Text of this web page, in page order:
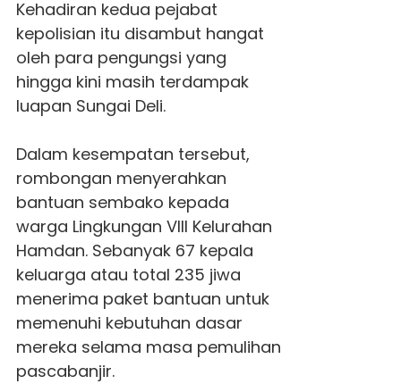
Kehadiran kedua pejabat
kepolisian itu disambut hangat
oleh para pengungsi yang
hingga kini masih terdampak
luapan Sungai Deli.
Dalam kesempatan tersebut,
rombongan menyerahkan
bantuan sembako kepada
warga Lingkungan VIII Kelurahan
Hamdan. Sebanyak 67 kepala
keluarga atau total 235 jiwa
menerima paket bantuan untuk
memenuhi kebutuhan dasar
mereka selama masa pemulihan
pascabanjir.